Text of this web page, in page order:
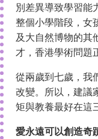
別差異導致學習能
整個小學階段，女
及大自然博物的其
才，香港學術問題
從兩歲到七歲，我
改變。所以，建議
矩與教養最好在這
愛永遠可以創造奇